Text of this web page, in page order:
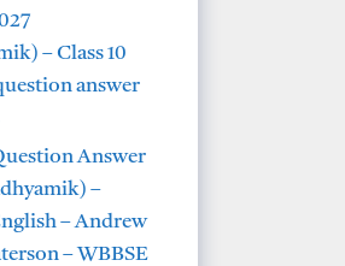
– Class 10
answer
Answer
–
– Andrew
– WBBSE